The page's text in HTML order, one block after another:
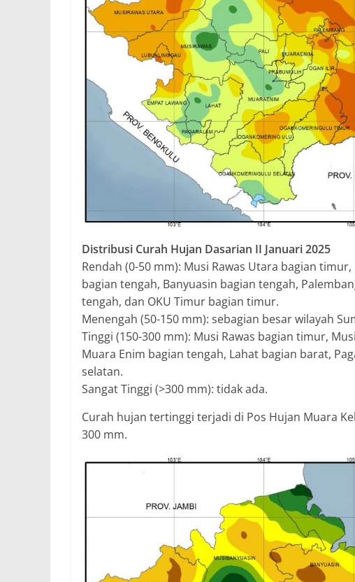
Distribusi Curah Hujan Dasarian II Januari 2025
Rendah (0-50 mm): Musi Rawas Utara bagian
bagian tengah, Banyuasin bagian tengah,
tengah, dan OKU Timur bagian timur.
Menengah (50-150 mm): sebagian besar wilayah
Tinggi (150-300 mm): Musi Rawas bagian timur,
Muara Enim bagian tengah, Lahat bagian barat,
selatan.
Sangat Tinggi (>300 mm): tidak ada.
Curah hujan tertinggi terjadi di Pos Hujan Muara
300 mm.